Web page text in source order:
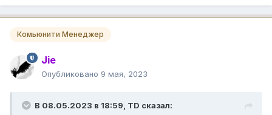
Комьюнити Менеджер
Jie
Опубликовано 9 мая, 2023
В 08.05.2023 в 18:59, TD сказал: